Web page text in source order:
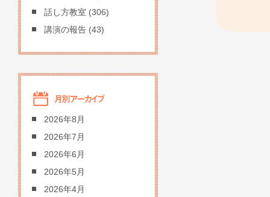
話し方教室 (306)
講演の報告 (43)
2026年8月
2026年7月
2026年6月
2026年5月
2026年4月